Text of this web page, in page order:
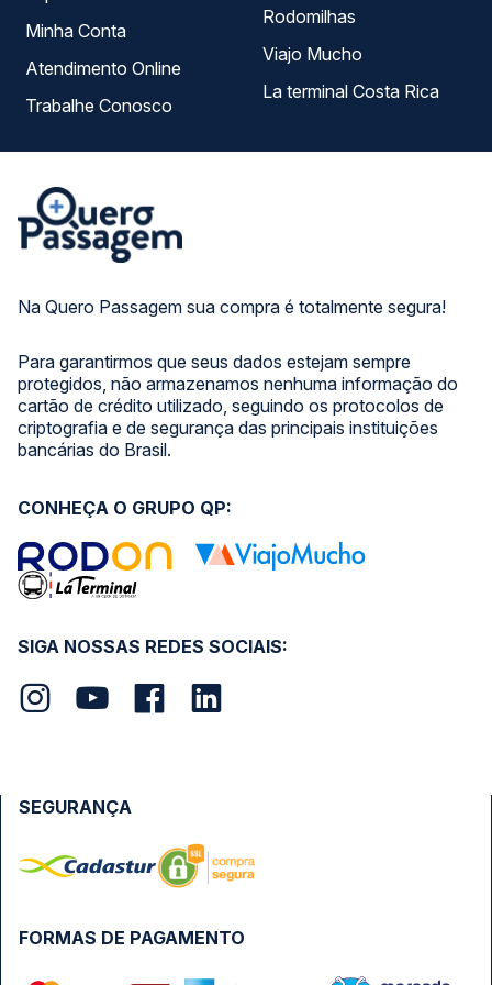
Na Quero Passagem sua compra é totalmente segura!
Para garantirmos que seus dados estejam sempre
protegidos, não armazenamos nenhuma informação do
cartão de crédito utilizado, seguindo os protocolos de
criptografia e de segurança das principais instituições
bancárias do Brasil.
Minha Conta
Atendimento Online
Trabalhe Conosco
Rodomilhas
Viajo Mucho
La terminal Costa Rica
SIGA NOSSAS REDES SOCIAIS:
CONHEÇA O GRUPO QP:
FORMAS DE PAGAMENTO
SEGURANÇA